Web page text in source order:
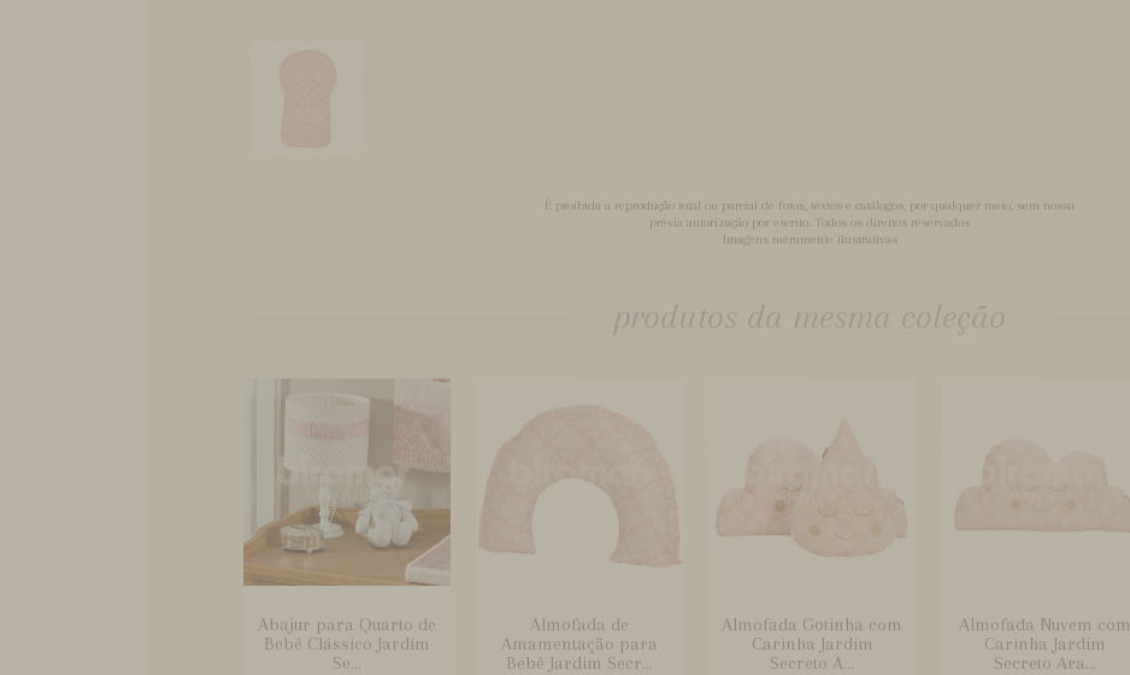
É proibida a reprodução total ou parcial de fotos, textos e catálogos, por qualquer meio, sem nossa
prévia autorização por escrito. Todos os direitos reservados
Imagens meramente ilustrativas
produtos da mesma coleção
Abajur para Quarto de
Bebê Clássico Jardim
Se...
Almofada de
Amamentação para
Bebê Jardim Secr...
Almofada Gotinha com
Carinha Jardim
Secreto A...
Almofada Nuvem com
Carinha Jardim
Secreto Ara...